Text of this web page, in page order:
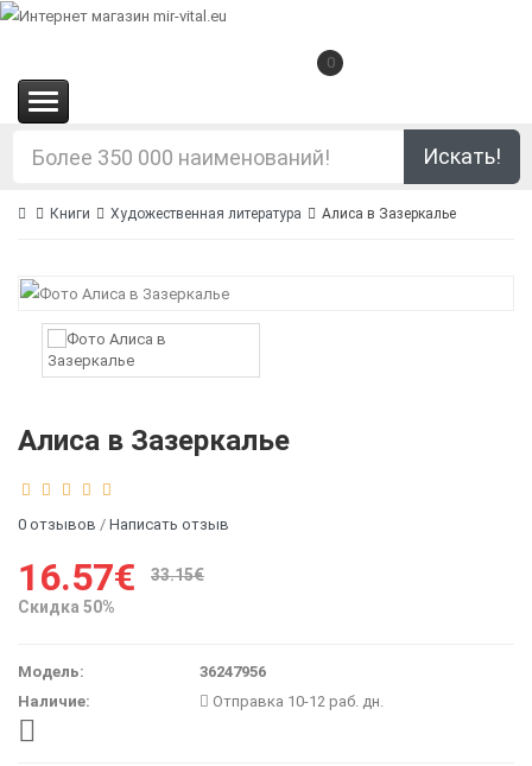
0
Искать!
Книги Художественная литература Алиса в Зазеркалье
Алиса в Зазеркалье
0 отзывов / Написать отзыв
16.57€
33.15€
Скидка 50%
Модель:
36247956
Наличие:
Отправка 10-12 раб. дн.